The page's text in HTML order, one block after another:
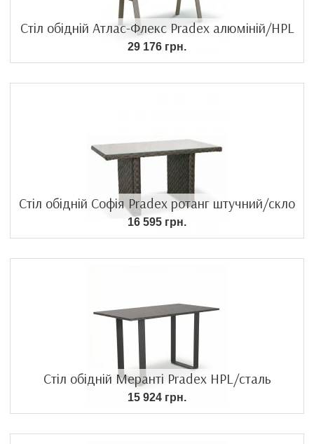
Стіл обідній Атлас-Флекс Pradex алюміній/HPL
29 176 грн.
Стіл обідній Софія Pradex ротанг штучний/скло
16 595 грн.
Стіл обідній Меранті Pradex HPL/сталь
15 924 грн.